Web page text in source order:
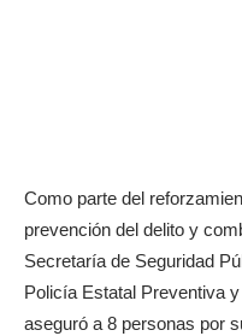
Como parte del
prevención del delito y
Secretaría de Seguridad
Policía Estatal Preventiva
aseguró a 8 personas por